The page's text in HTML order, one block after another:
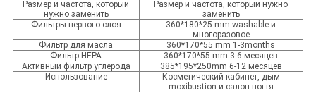
Размер и частота, который
нужно заменить
Размер и частота, который нужно
заменить
Фильтры первого слоя
360*180*25 mm washable и
многоразовое
Фильтр для масла
360*170*55 mm 1-3months
Фильтр HEPA
360*170*55 mm 3-6 месяцев
Активный фильтр углерода
385*195*250mm 6-12 месяцев
Использование
Косметический кабинет, дым
moxibustion и салон ногтя